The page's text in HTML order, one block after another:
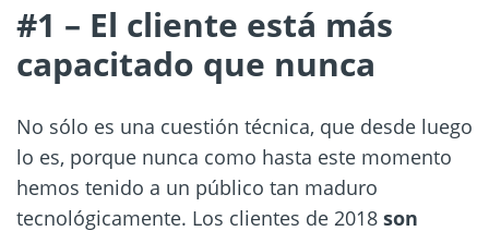
#1 – El cliente está más
capacitado que nunca
No sólo es una cuestión técnica, que desde luego
lo es, porque nunca como hasta este momento
hemos tenido a un público tan maduro
tecnológicamente. Los clientes de 2018 son